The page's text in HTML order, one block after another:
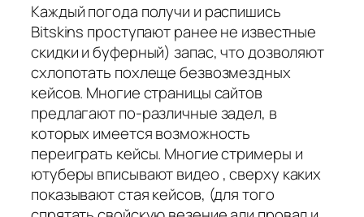
Каждый погода получи и распишись
Bitskins проступают ранее не известные
скидки и буферный) запас, что дозволяют
схлопотать похлеще безвозмездных
кейсов. Многие страницы сайтов
предлагают по-различные задел, в
которых имеется возможность
переиграть кейсы. Многие стримеры и
ютуберы вписывают видео , сверху каких
показывают стая кейсов, (для того